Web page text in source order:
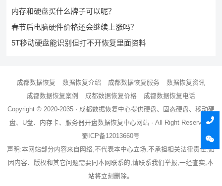
内存和硬盘买什么牌子可以呢？
春节后电脑硬件价格还会继续上涨吗？
5T移动硬盘能识别但打不开恢复里面资料
成都数据恢复 数据恢复介绍 成都数据恢复服务
数据恢复资讯
成都数据恢复案例
成都数据恢复价格
成都数据恢复电话
Copyright © 2020-2035 · 成都数据恢复中心提供硬盘、固态硬盘、移动硬
盘、U盘、内存卡、服务器开盘数据恢复中心网站 · All Right Reserved ·
蜀ICP备12013660号
声明:本网站部分内容来自网络,不代表本中心立场,不承担相关法律责任,如
因内容、版权和其它问题需要同本网联系的,请联系我们举报,一经查实,本
站将立刻删除。